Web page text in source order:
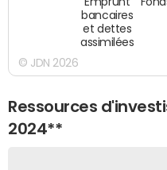
Emprunt
bancaires
et dettes
assimilées
© JDN 2026
Ressources
2024**